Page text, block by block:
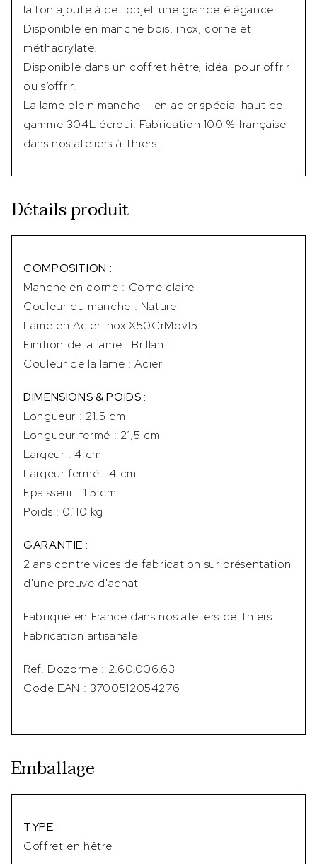
laiton ajoute à cet objet une grande élégance.
Disponible en manche bois, inox, corne et
méthacrylate.
Disponible dans un coffret hêtre, idéal pour offrir
ou s’offrir.
La lame plein manche – en acier spécial haut de
gamme 304L écroui. Fabrication 100 % française
dans nos ateliers à Thiers.
Détails produit
COMPOSITION :
Manche en corne : Corne claire
Couleur du manche : Naturel
Lame en Acier inox X50CrMov15
Finition de la lame : Brillant
Couleur de la lame : Acier
DIMENSIONS & POIDS :
Longueur : 21.5 cm
Longueur fermé : 21,5 cm
Largeur : 4 cm
Largeur fermé : 4 cm
Epaisseur : 1.5 cm
Poids : 0.110 kg
GARANTIE :
2 ans contre vices de fabrication sur présentation
d'une preuve d'achat
Fabriqué en France dans nos ateliers de Thiers
Fabrication artisanale
Ref. Dozorme : 2.60.006.63
Code EAN : 3700512054276
Emballage
TYPE :
Coffret en hêtre